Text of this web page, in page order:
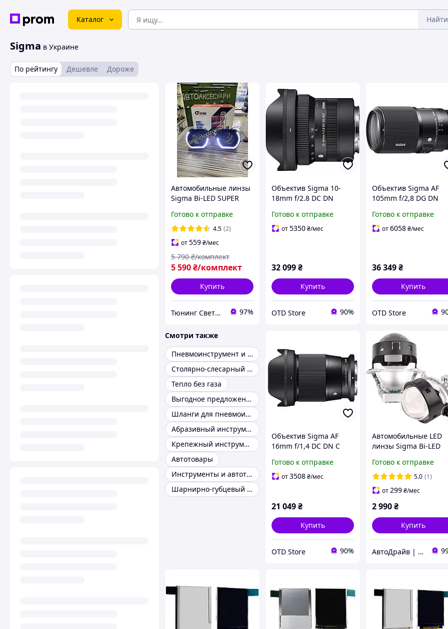
Каталог Найти
Sigma в Украине
По рейтингу Дешевле Дороже
Автомобильные линзы
Sigma Bi-LED SUPER
светодиодные билед
90/100ватт 5500к с
масками G145 Черные
Готово к отправке
4.5 (2)
от559₴/мес
5 590₴/комплект
5 790 ₴/комплект
Купить
Тюнинг Светотехника Интернет-Магазин 97%
Объектив Sigma 10-
18mm f/2.8 DC DN
Готово к отправке
от5350₴/мес
32 099₴
Купить
OTD Store 90%
Объектив Sigma AF
105mm f/2,8 DG DN
Готово к отправке
от6058₴/мес
36 349₴
Купить
OTD Store
Смотри также
Пневмоинструмент и оборудование
Столярно-слесарный инструмент
Тепло без газа
Выгодное предложение
Шланги для пневмоинструмента
Абразивный инструмент
Крепежный инструмент
Автотовары
Инструменты и автотовары
Шарнирно-губцевый инструмент
Объектив Sigma AF
16mm f/1,4 DC DN C
Готово к отправке
от3508₴/мес
21 049₴
Купить
OTD Store 90%
Автомобильные LED
линзы Sigma Bi-LED
55/65W (комплект)
Готово к отправке
5.0 (1)
от299₴/мес
2 990₴
Купить
АвтоДрайв | Интернет-магазин звука и автоэлектроники